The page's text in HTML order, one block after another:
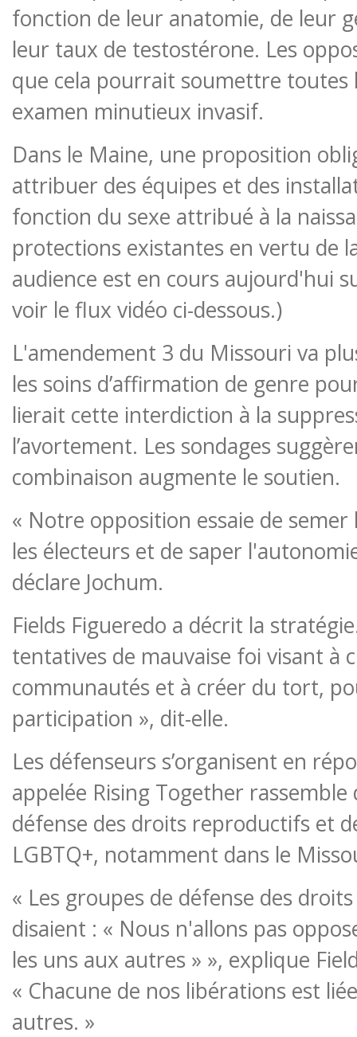
fonction de leur anatomie, de leur
leur taux de testostérone. Les
que cela pourrait soumettre toutes
examen minutieux invasif.
Dans le Maine, une proposition
attribuer des équipes et des
fonction du sexe attribué à la
protections existantes en vertu de
audience est en cours aujourd'hui
voir le flux vidéo ci-dessous.)
L'amendement 3 du Missouri va
les soins d’affirmation de genre
lierait cette interdiction à la
l’avortement. Les sondages
combinaison augmente le soutien.
« Notre opposition essaie de semer
les électeurs et de saper
déclare Jochum.
Fields Figueredo a décrit la
tentatives de mauvaise foi visant à
communautés et à créer du tort,
participation », dit-elle.
Les défenseurs s’organisent en
appelée Rising Together rassemble
défense des droits reproductifs et
LGBTQ+, notamment dans le
« Les groupes de défense des
disaient : « Nous n'allons pas
les uns aux autres » », explique
« Chacune de nos libérations est
autres. »